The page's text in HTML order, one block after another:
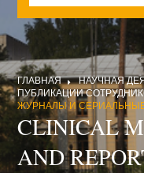
ГЛАВНАЯ НАУЧНАЯ
ПУБЛИКАЦИИ
ЖУРНАЛЫ И
CLINICAL
AND